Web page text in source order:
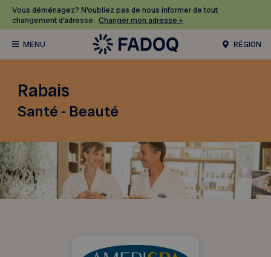
Vous déménagez? N’oubliez pas de nous informer de tout
changement d’adresse. Changer mon adresse »
RÉGION
Rabais
Santé - Beauté